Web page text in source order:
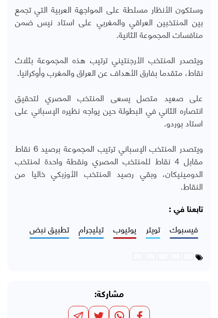
وستكون الأنظار مسلطة على المواجهة العربية التي تجمع
بين المنتخبين العراقي والمغربي على استاد نيس ضمن
منافسات المجموعة الثانية.
ويتصدر المنتخب الأرجنتيني ترتيب هذه المجموعة بثلاث
نقاط، متقدما بفارق الأهداف عن العراق والمغرب وأوكرانيا.
على صعيد متصل يسعى المنتخب المصري لتحقيق
انتصاره الثاني في البطولة حين يواجه نظيره الإسباني على
استاد بوردو.
ويتصدر المنتخب الإسباني ترتيب المجموعة برصيد 6 نقاط
مقابل 4 نقاط للمنتخب المصري ونقطة واحدة لمنتخب
الدومينيكان، وبقي رصيد المنتخب الأوزبكي خاليا من
النقاط.
تابعنا في :
فيسبوك تويتر يوتيوب تيليجرام تطبيق نبض
مشاركة: